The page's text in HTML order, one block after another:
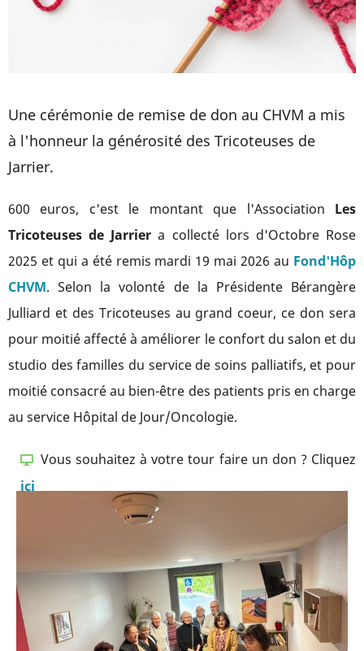
Une cérémonie de remise de don au CHVM a mis
à l'honneur la générosité des Tricoteuses de
Jarrier.
600 euros, c'est le montant que l'Association Les
Tricoteuses de Jarrier a collecté lors d'Octobre Rose
2025 et qui a été remis mardi 19 mai 2026 au Fond'Hôp
CHVM. Selon la volonté de la Présidente Bérangère
Julliard et des Tricoteuses au grand coeur, ce don sera
pour moitié affecté à améliorer le confort du salon et du
studio des familles du service de soins palliatifs, et pour
moitié consacré au bien-être des patients pris en charge
au service Hôpital de Jour/Oncologie.
Vous souhaitez à votre tour faire un don ? Cliquez
ici